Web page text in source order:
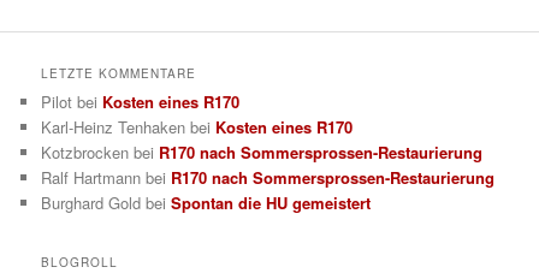
LETZTE KOMMENTARE
Pilot bei Kosten eines R170
Karl-Heinz Tenhaken bei Kosten eines R170
Kotzbrocken bei R170 nach Sommersprossen-Restaurierung
Ralf Hartmann bei R170 nach Sommersprossen-Restaurierung
Burghard Gold beiSpontan die HU gemeistert
BLOGROLL